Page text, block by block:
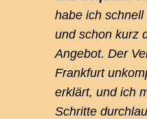
habe ich
und schon kurz
Angebot. Der
Frankfurt
erklärt, und ich
Schritte